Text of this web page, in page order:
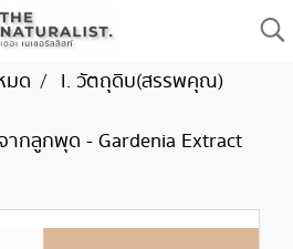
มด
I. วัตถุดิบ(สรรพคุณ)
กลูกพุด - Gardenia Extract